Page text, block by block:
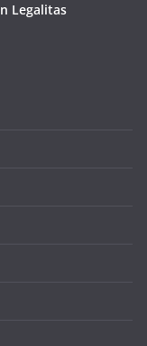
Legalitas